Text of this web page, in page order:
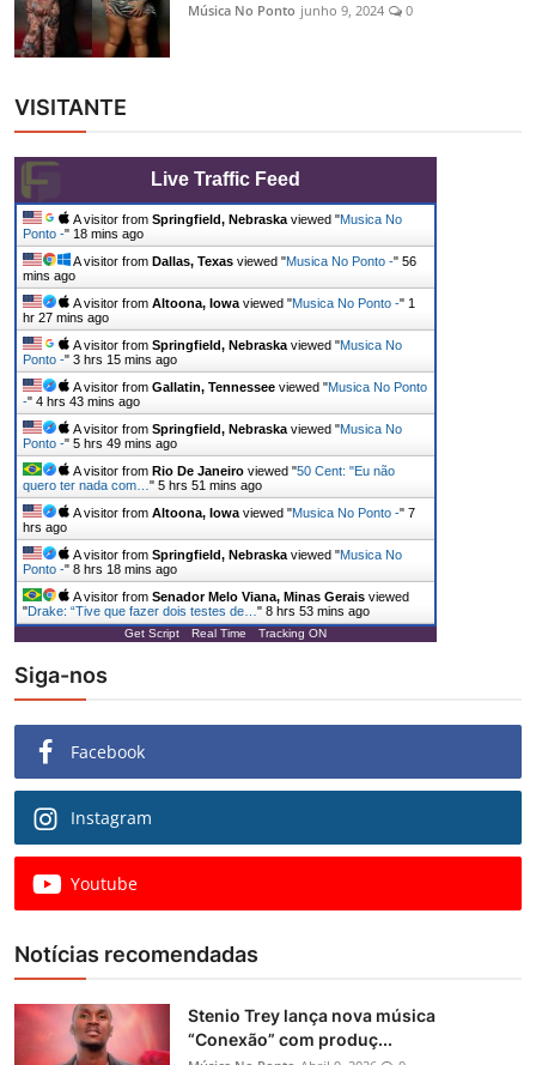
Música No Ponto junho 9, 2024 0
VISITANTE
Live Traffic Feed
A visitor from Springfield, Nebraskaviewed "Musica No
Ponto -" 18 mins ago
A visitor from Dallas, Texas viewed "Musica No Ponto -" 56
mins ago
A visitor from Altoona, Iowaviewed "Musica No Ponto -" 1
hr 27 mins ago
A visitor from Springfield, Nebraskaviewed "Musica No
Ponto -" 3 hrs 15 mins ago
A visitor from Gallatin, Tennessee viewed "Musica No Ponto
-" 4 hrs 43 mins ago
A visitor from Springfield, Nebraskaviewed "Musica No
Ponto -" 5 hrs 49 mins ago
A visitor from Rio De Janeiro viewed "50 Cent: "Eu não
quero ter nada com…" 5 hrs 51 mins ago
A visitor from Altoona, Iowaviewed "Musica No Ponto -" 7
hrs ago
A visitor from Springfield, Nebraskaviewed "Musica No
Ponto -" 8 hrs 18 mins ago
A visitor from Senador Melo Viana, Minas Gerais viewed
"Drake: “Tive que fazer dois testes de…" 8 hrs 53 mins ago
Get Script Real Time Tracking ON
Siga-nos
Facebook
Instagram
Youtube
Notícias recomendadas
Stenio Trey lança nova música
“Conexão” com produç...